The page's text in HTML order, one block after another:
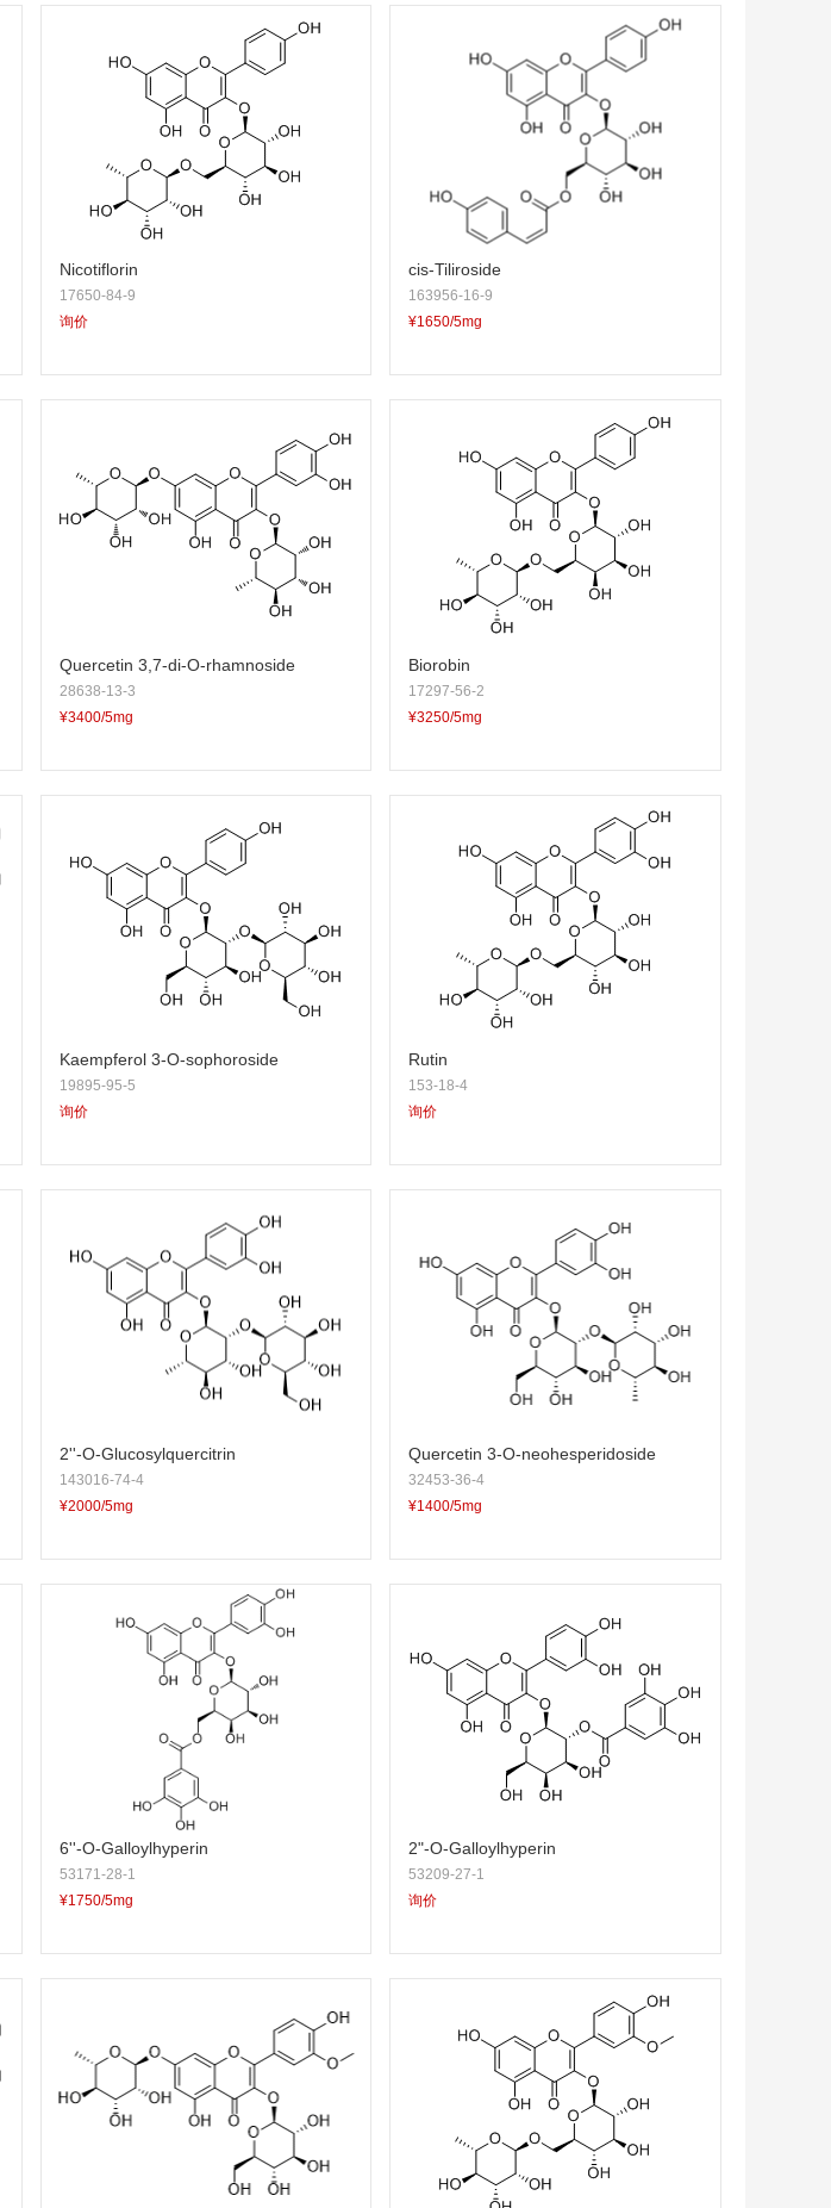
Nicotiflorin
17650-84-9
询价
cis-Tiliroside
163956-16-9
¥1650/5mg
Quercetin 3,7-di-O-rhamnoside
28638-13-3
¥3400/5mg
Biorobin
17297-56-2
¥3250/5mg
Kaempferol 3-O-sophoroside
19895-95-5
询价
Rutin
153-18-4
询价
2''-O-Glucosylquercitrin
143016-74-4
¥2000/5mg
Quercetin 3-O-neohesperidoside
32453-36-4
¥1400/5mg
6''-O-Galloylhyperin
53171-28-1
¥1750/5mg
2"-O-Galloylhyperin
53209-27-1
询价